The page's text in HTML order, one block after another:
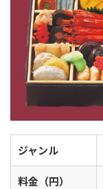
ジャンル
料金（円）